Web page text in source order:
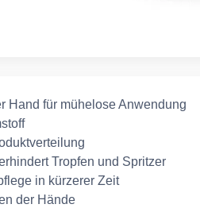
Hand für mühelose Anwendung
Tropfen und Spritzer
in kürzerer Zeit
der Hände